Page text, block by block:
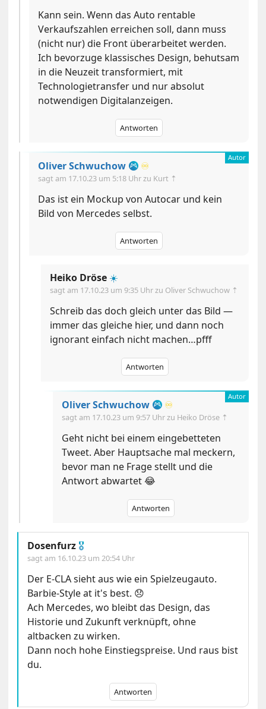
Kann sein. Wenn das Auto rentable
Verkaufszahlen erreichen soll, dann muss
(nicht nur) die Front überarbeitet werden.
Ich bevorzuge klassisches Design, behutsam
in die Neuzeit transformiert, mit
Technologietransfer und nur absolut
notwendigen Digitalanzeigen.
Antworten
Oliver Schwuchow ♾️
sagt am 17.10.23 um 5:18 Uhrzu Kurt ⇡
Das ist ein Mockup von Autocar und kein
Bild von Mercedes selbst.
Antworten
Heiko Dröse ☀️
sagt am 17.10.23 um 9:35 Uhrzu Oliver Schwuchow ⇡
Schreib das doch gleich unter das Bild —
immer das gleiche hier, und dann noch
ignorant einfach nicht machen…pfff
Antworten
Oliver Schwuchow ♾️
sagt am 17.10.23 um 9:57 Uhrzu Heiko Dröse ⇡
Geht nicht bei einem eingebetteten
Tweet. Aber Hauptsache mal meckern,
bevor man ne Frage stellt und die
Antwort abwartet 😂
Antworten
Dosenfurz 🎖
sagt am 16.10.23 um 20:54 Uhr
Der E-CLA sieht aus wie ein Spielzeugauto.
Barbie-Style at it's best. 😞
Ach Mercedes, wo bleibt das Design, das
Historie und Zukunft verknüpft, ohne
altbacken zu wirken.
Dann noch hohe Einstiegspreise. Und raus bist
du.
Antworten